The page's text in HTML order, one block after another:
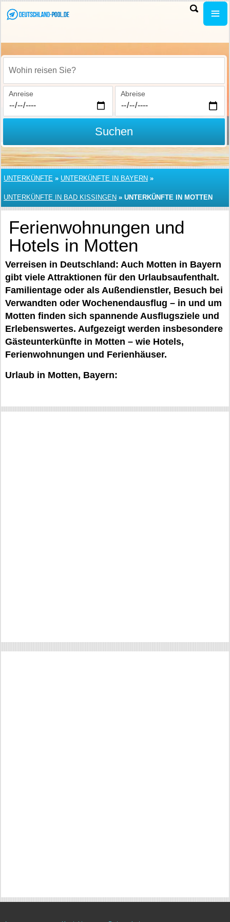
Wohin reisen Sie?
Anreise Abreise
Suchen
UNTERKÜNFTE » UNTERKÜNFTE IN BAYERN »
UNTERKÜNFTE IN BAD KISSINGEN » UNTERKÜNFTE IN MOTTEN
Ferienwohnungen und
Hotels in Motten
Verreisen in Deutschland: Auch Motten in Bayern
gibt viele Attraktionen für den Urlaubsaufenthalt.
Familientage oder als Außendienstler, Besuch bei
Verwandten oder Wochenendausflug – in und um
Motten finden sich spannende Ausflugsziele und
Erlebenswertes. Aufgezeigt werden insbesondere
Gästeunterkünfte in Motten – wie Hotels,
Ferienwohnungen und Ferienhäuser.
Urlaub in Motten, Bayern: